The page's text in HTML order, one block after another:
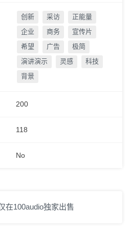
创新 采访
正能量
企业
商务
宣传片
希望
广告
极简
演讲演示
灵感
科技
背景
200
118
No
在100audio独家出售